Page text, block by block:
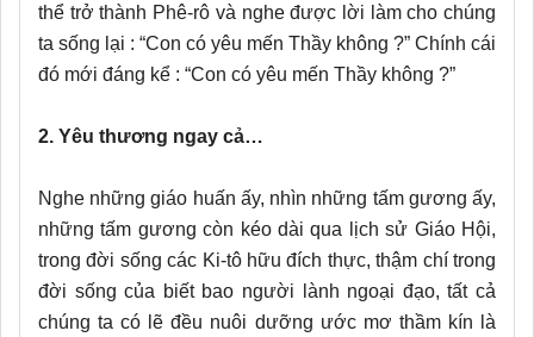
thể trở thành Phê-rô và nghe được lời làm cho chúng
ta sống lại : “Con có yêu mến Thầy không ?” Chính cái
đó mới đáng kể : “Con có yêu mến Thầy không ?”
2. Yêu thương ngay cả…
Nghe những giáo huấn ấy, nhìn những tấm gương ấy,
những tấm gương còn kéo dài qua lịch sử Giáo Hội,
trong đời sống các Ki-tô hữu đích thực, thậm chí trong
đời sống của biết bao người lành ngoại đạo, tất cả
chúng ta có lẽ đều nuôi dưỡng ước mơ thầm kín là